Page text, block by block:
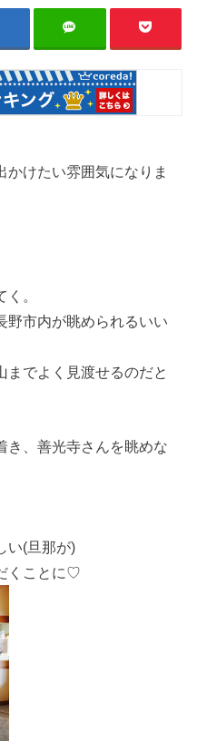
かけたい雰囲気になりま
。
野市内が眺められるいい
までよく見渡せるのだと
き、善光寺さんを眺めな
い(旦那が)
くことに♡